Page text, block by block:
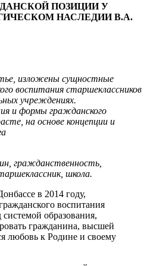
ПОЗИЦИИ У
НАСЛЕДИИ В.А.
изложены сущностные
воспитания старшеклассников
учреждениях.
и формы гражданского
на основе концепции и
гражданственность,
школа.
в 2014 году,
воспитания
образования,
гражданина, высшей
любовь к Родине и своему